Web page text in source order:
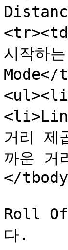
시작하
Mode</
거리
까운
</
Roll
다.